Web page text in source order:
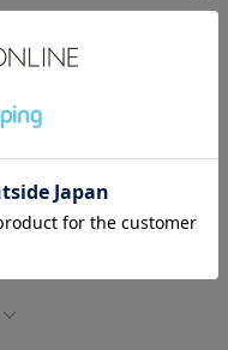
Tシャツ